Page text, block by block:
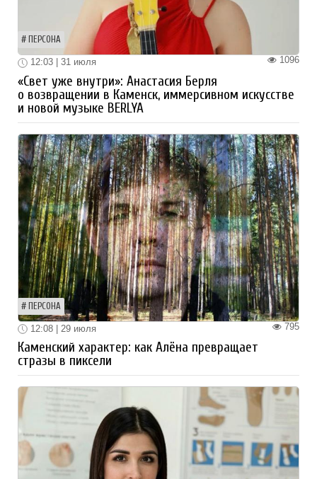
ПЕРСОНА
1096
12:03 | 31 июля
«Свет уже внутри»: Анастасия Берля
о возвращении в Каменск, иммерсивном искусстве
и новой музыке BERLYA
ПЕРСОНА
795
12:08 | 29 июля
Каменский характер: как Алёна превращает
стразы в пиксели